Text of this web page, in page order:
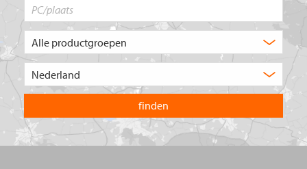
product
u?
land
waarin
u
wilt
zoeken.